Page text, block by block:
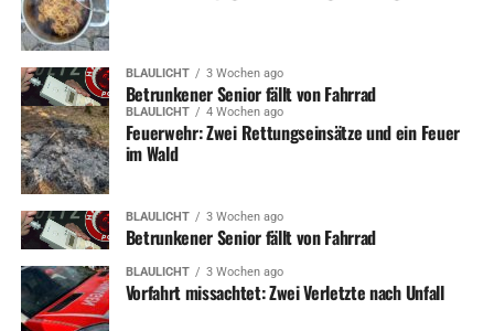
BLAULICHT 3 Wochen ago
Betrunkener Senior fällt von Fahrrad
BLAULICHT 4 Wochen ago
Feuerwehr: Zwei Rettungseinsätze und ein Feuer
im Wald
BLAULICHT 3 Wochen ago
Betrunkener Senior fällt von Fahrrad
BLAULICHT 3 Wochen ago
Vorfahrt missachtet: Zwei Verletzte nach Unfall